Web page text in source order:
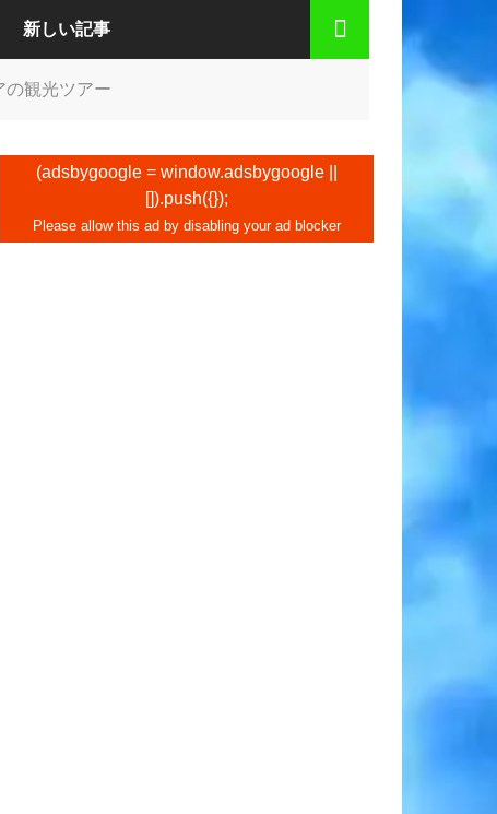
新しい記事
の観光ツアー
(adsbygoogle = window.adsbygoogle ||
[]).push({});